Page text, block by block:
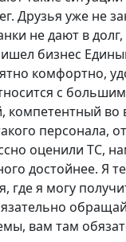
Друзья уже не
не дают в долг,
бизнес
комфортно,
с
во
персонала,
оценили ТС,
достойнее. Я
где я могу
вам там